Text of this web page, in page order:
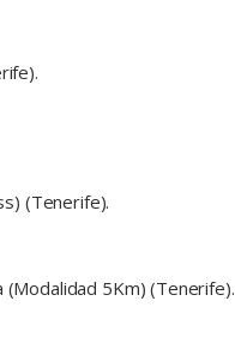
(Tenerife).
5Km) (Tenerife).